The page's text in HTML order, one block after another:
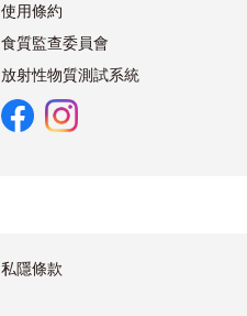
使用條約
食質監查委員會
放射性物質測試系統
私隱條款